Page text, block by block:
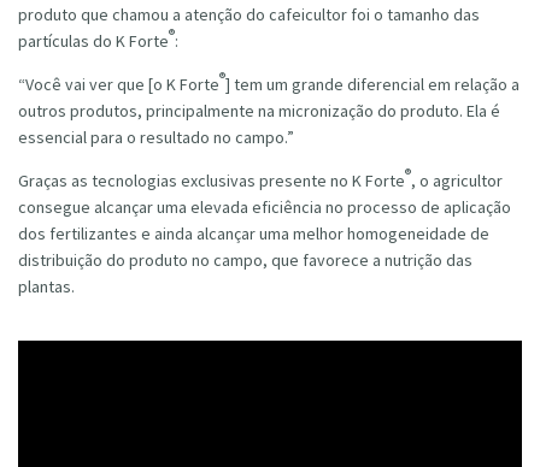
produto que chamou a atenção do cafeicultor foi o tamanho das
partículas do K Forte®:
“Você vai ver que [o K Forte®] tem um grande diferencial em relação a
outros produtos, principalmente na micronização do produto. Ela é
essencial para o resultado no campo.”
Graças as tecnologias exclusivas presente no K Forte®, o agricultor
consegue alcançar uma elevada eficiência no processo de aplicação
dos fertilizantes e ainda alcançar uma melhor homogeneidade de
distribuição do produto no campo, que favorece a nutrição das
plantas.